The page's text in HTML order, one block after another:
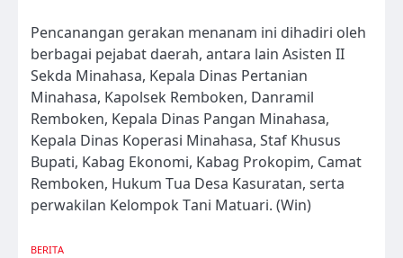
Pencanangan gerakan menanam ini dihadiri oleh
berbagai pejabat daerah, antara lain Asisten II
Sekda Minahasa, Kepala Dinas Pertanian
Minahasa, Kapolsek Remboken, Danramil
Remboken, Kepala Dinas Pangan Minahasa,
Kepala Dinas Koperasi Minahasa, Staf Khusus
Bupati, Kabag Ekonomi, Kabag Prokopim, Camat
Remboken, Hukum Tua Desa Kasuratan, serta
perwakilan Kelompok Tani Matuari. (Win)
BERITA